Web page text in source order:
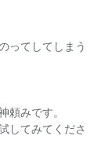
ってしてしまう
頼みです。
してみてくださ